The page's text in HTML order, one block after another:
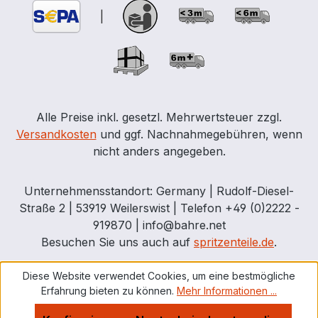
Alle Preise inkl. gesetzl. Mehrwertsteuer zzgl.
Versandkostenund ggf. Nachnahmegebühren, wenn
nicht anders angegeben.
Unternehmensstandort: Germany | Rudolf-Diesel-
Straße 2 | 53919 Weilerswist | Telefon +49 (0)2222 -
919870 | info@bahre.net
Besuchen Sie uns auch auf spritzenteile.de.
Diese Website verwendet Cookies, um eine bestmögliche
Erfahrung bieten zu können. Mehr Informationen ...